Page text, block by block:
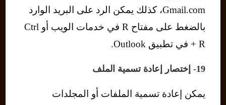
Gmail.com، كذلك يمكن الرد على البريد الوارد
بالضغط على مفتاح R في خدمات الويب أو Ctrl
+ R في تطبيق Outlook.
19- إختصار إعادة تسمية الملف
يمكن إعادة تسمية الملفات أو المجلدات